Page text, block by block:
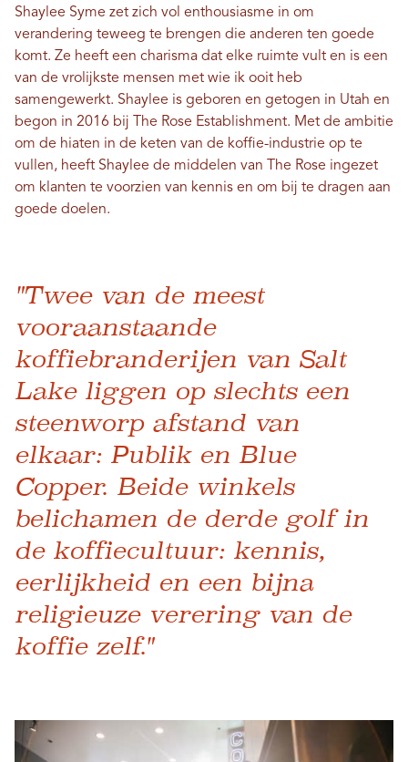
Shaylee Syme zet zich vol enthousiasme in om
verandering teweeg te brengen die anderen ten goede
komt. Ze heeft een charisma dat elke ruimte vult en is een
van de vrolijkste mensen met wie ik ooit heb
samengewerkt. Shaylee is geboren en getogen in Utah en
begon in 2016 bij The Rose Establishment. Met de ambitie
om de hiaten in de keten van de koffie-industrie op te
vullen, heeft Shaylee de middelen van The Rose ingezet
om klanten te voorzien van kennis en om bij te dragen aan
goede doelen.
"Twee van de meest
vooraanstaande
koffiebranderijen van Salt
Lake liggen op slechts een
steenworp afstand van
elkaar: Publik en Blue
Copper. Beide winkels
belichamen de derde golf in
de koffiecultuur: kennis,
eerlijkheid en een bijna
religieuze verering van de
koffie zelf."